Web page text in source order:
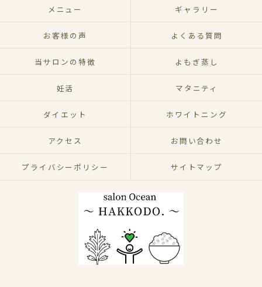
メニュー ギャラリー
お客様の声 よくある質問
当サロンの特徴 よもぎ蒸し
妊活 マタニティ
ダイエット ホワイトニング
アクセス お問い合わせ
プライバシーポリシー サイトマップ